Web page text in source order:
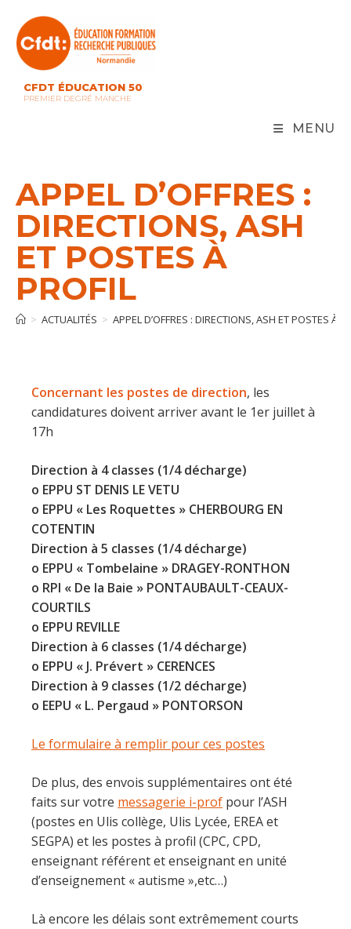
content
CFDT ÉDUCATION 50
PREMIER DEGRÉ MANCHE
MENU
APPEL D’OFFRES :
DIRECTIONS, ASH
ET POSTES À
PROFIL
> ACTUALITÉS > APPEL D’OFFRES : DIRECTIONS, ASH ET POSTES À
Concernant les postes de direction, les
candidatures doivent arriver avant le 1er juillet à
17h
Direction à 4 classes (1/4 décharge)
o EPPU ST DENIS LE VETU
o EPPU « Les Roquettes » CHERBOURG EN
COTENTIN
Direction à 5 classes (1/4 décharge)
o EPPU « Tombelaine » DRAGEY-RONTHON
o RPI « De la Baie » PONTAUBAULT-CEAUX-
COURTILS
o EPPU REVILLE
Direction à 6 classes (1/4 décharge)
o EPPU « J. Prévert » CERENCES
Direction à 9 classes (1/2 décharge)
o EEPU « L. Pergaud » PONTORSON
Le formulaire à remplir pour ces postes
De plus, des envois supplémentaires ont été
faits sur votre messagerie i-prof pour l’ASH
(postes en Ulis collège, Ulis Lycée, EREA et
SEGPA) et les postes à profil (CPC, CPD,
enseignant référent et enseignant en unité
d’enseignement « autisme »,etc…)
Là encore les délais sont extrêmement courts